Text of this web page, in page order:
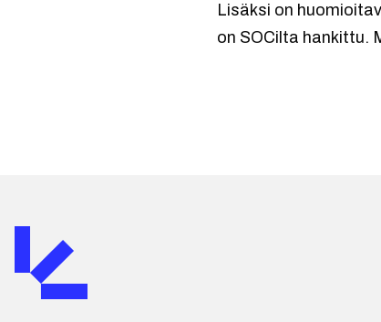
Lisäksi on
on SOCilta hankittu.